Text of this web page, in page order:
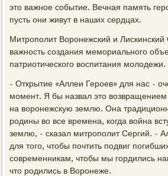
это важное событие. Вечная память
пусть они живут в наших сердцах.
Митрополит Воронежский и Лискинский
важность создания мемориального
патриотического воспитания молодежи.
- Открытие «Аллеи Героев» для нас -
момент. Я бы назвал это
на воронежскую землю. Она
родины во все времена, когда война
землю, - сказал митрополит Сергий. -
для того, чтобы почтить подвиг
современникам, чтобы мы гордились
что родились в Воронеже.